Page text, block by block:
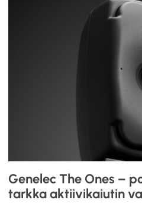
Genelec The Ones –
tarkka aktiivikaiutin